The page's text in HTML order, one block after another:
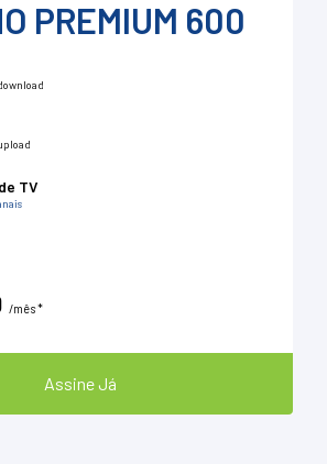
PREMIUM 600
TV
/mês *
Assine Já